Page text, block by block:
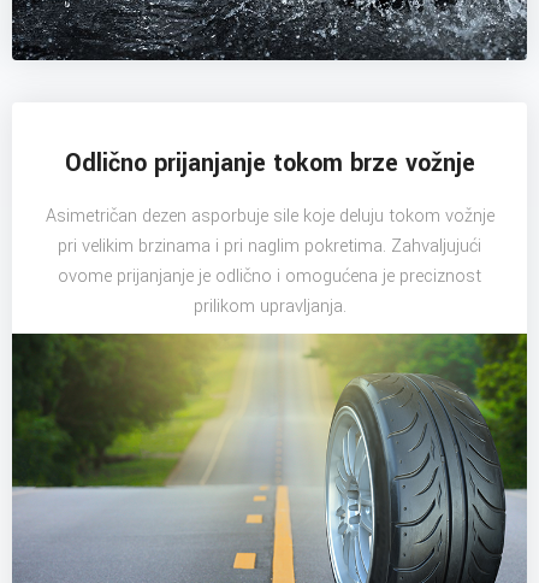
Odlično prijanjanje tokom brze vožnje
Asimetričan dezen asporbuje sile koje deluju tokom vožnje
pri velikim brzinama i pri naglim pokretima. Zahvaljujući
ovome prijanjanje je odlično i omogućena je preciznost
prilikom upravljanja.